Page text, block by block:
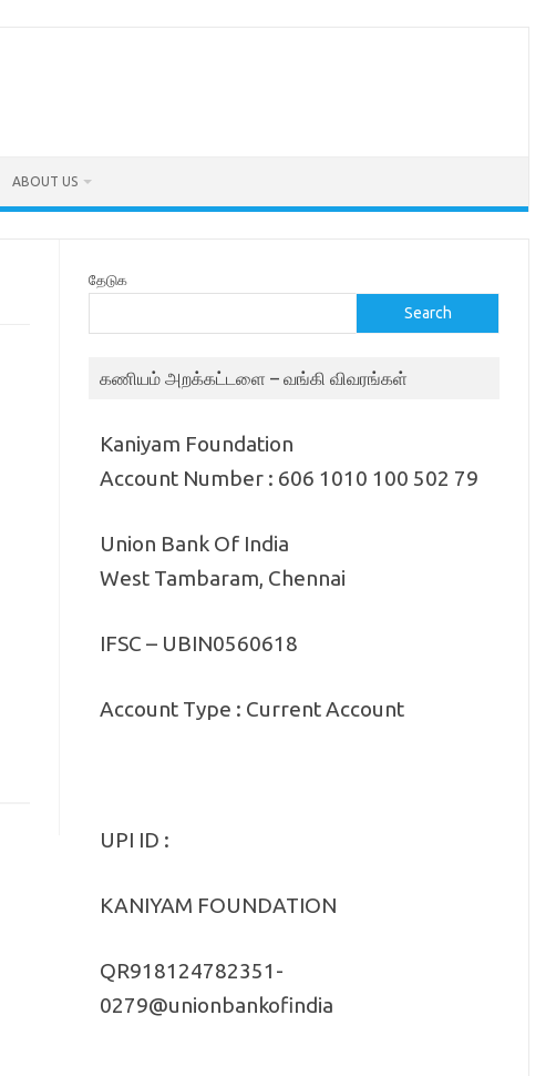
ABOUT US
தேடுக
Search
கணியம் அறக்கட்டளை – வங்கி விவரங்கள்
Kaniyam Foundation
Account Number : 606 1010 100 502 79
Union Bank Of India
West Tambaram, Chennai
IFSC – UBIN0560618
Account Type : Current Account
UPI ID :
KANIYAM FOUNDATION
QR918124782351-
0279@unionbankofindia